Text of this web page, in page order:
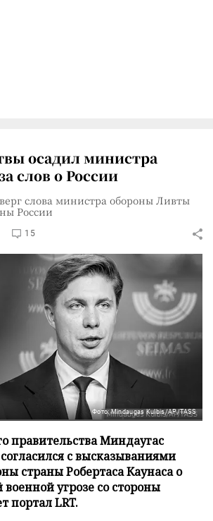
осадил министра
слов о России
слова министра обороны Ливты
России
15
Фото: Mindaugas Kulbis/AP/TASS
правительства Миндаугас
с высказываниями
страны Робертаса Каунаса о
угрозе со стороны
портал LRT.